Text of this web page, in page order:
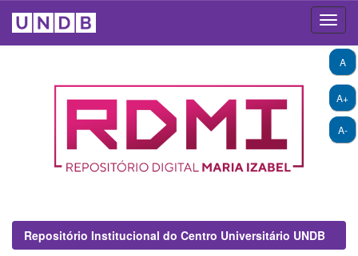
A+
A-
A
Repositório Institucional do Centro Universitário UNDB